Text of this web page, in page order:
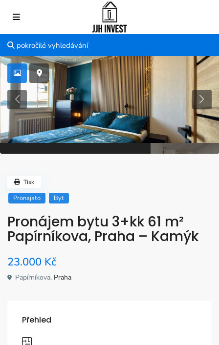
pokročilé vyhledávání
Pronajato Byt
Pronájem bytu 3+kk 61 m²
Papírníkova, Praha – Kamýk
23.000 Kč
Papírníkova, Praha
Tisk
Přehled